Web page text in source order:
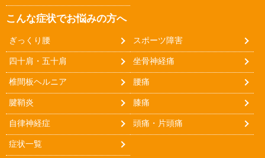
こんな症状でお悩みの方へ
ぎっくり腰 スポーツ障害
四十肩・五十肩 坐骨神経痛
椎間板ヘルニア 腰痛
腱鞘炎 膝痛
自律神経症 頭痛・片頭痛
症状一覧